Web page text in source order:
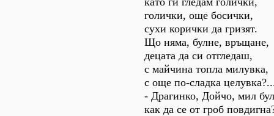
голички, още босички,
сухи корички да гризят.
Що няма, булне, връщане,
децата да си отгледаш,
с майчина топла милувка,
с още по-сладка
- Драгинко, Дойчо, мил
как да се от гроб